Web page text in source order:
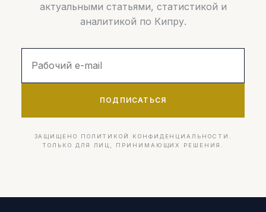
актуальными статьями, статистикой и
аналитикой по Кипру.
ПОДПИСАТЬСЯ
ЗАЩИЩЕНО ПОЛИТИКОЙ КОНФИДЕНЦИАЛЬНОСТИ.
ТОЛЬКО ДЛЯ ЛИЦ, ПРИНИМАЮЩИХ РЕШЕНИЯ.